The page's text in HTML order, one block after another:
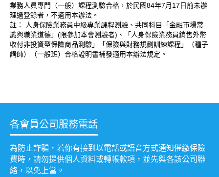
業務人員專門（一般）課程測驗合格，於民國84年7月17日前未辦
理過登錄者，不適用本辦法。
註： 人身保險業務員中級專業課程測驗、共同科目「金融市場常
識與職業道德」(限參加本會測驗者)、「人身保險業務員銷售外幣
收付非投資型保險商品測驗」「保險與財務規劃訓練課程」（種子
講師）（一般班）合格證明書補發適用本辦法規定。
各會員公司服務電話
為防止詐騙，若你有接到以電話或語音方式通知催繳保險
費時，請勿提供個人資料或轉帳款項，並先與各該公司聯
絡，以免上當。